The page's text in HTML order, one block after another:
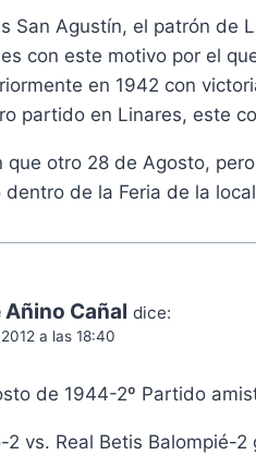
San Agustín, el patrón de
con este motivo por el
en 1942 con
partido en Linares, este
que otro 28 de Agosto,
de la Feria de la
Añino Cañal dice:
a las 18:40
de 1944-2º Partido
vs. Real Betis Balompié-